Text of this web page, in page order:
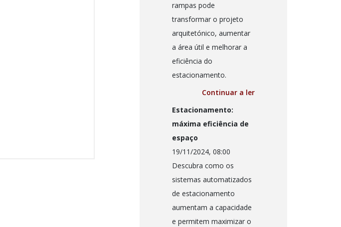
rampas pode
transformar o projeto
arquitetónico, aumentar
a área útil e melhorar a
eficiência do
estacionamento.
Continuar a ler
Estacionamento:
máxima eficiência de
espaço
19/11/2024, 08:00
Descubra como os
sistemas automatizados
de estacionamento
aumentam a capacidade
e permitem maximizar o